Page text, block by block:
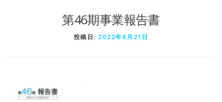
第46期事業報告書
投稿日:2022年6月21日